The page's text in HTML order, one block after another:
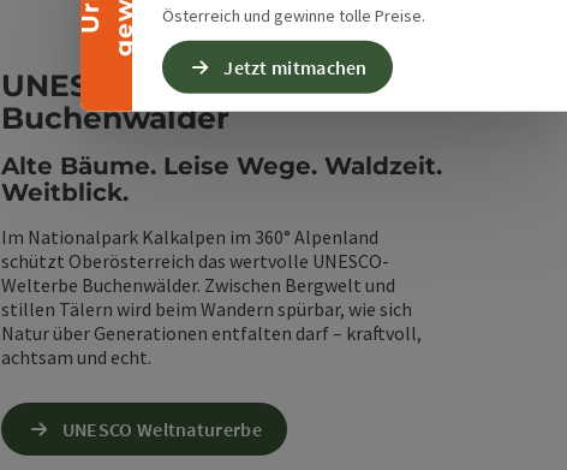
Österreich und gewinne tolle Preise.
Jetzt mitmachen
UNESCO-Welterbe
Buchenwälder
Alte Bäume. Leise Wege. Waldzeit.
Weitblick.
Im Nationalpark Kalkalpen im 360° Alpenland
schützt Oberösterreich das wertvolle UNESCO-
Welterbe Buchenwälder. Zwischen Bergwelt und
stillen Tälern wird beim Wandern spürbar, wie sich
Natur über Generationen entfalten darf – kraftvoll,
achtsam und echt.
UNESCO Weltnaturerbe